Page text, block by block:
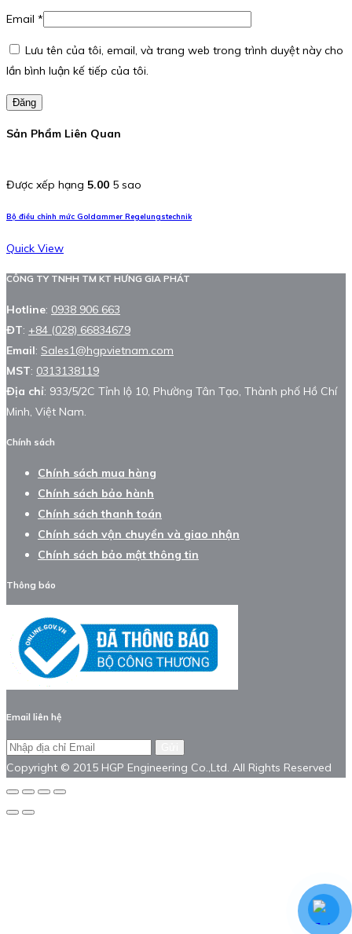
Email *
Lưu tên của tôi, email, và trang web trong trình duyệt này cho
lần bình luận kế tiếp của tôi.
Đăng
Sản Phẩm Liên Quan
Được xếp hạng 5.00 5 sao
Bộ điều chỉnh mức Goldammer Regelungstechnik
Quick View
CÔNG TY TNHH TM KT HƯNG GIA PHÁT
Hotline: 0938 906 663
ĐT: +84 (028) 66834679
Email: Sales1@hgpvietnam.com
MST: 0313138119
Địa chỉ: 933/5/2C Tỉnh lộ 10, Phường Tân Tạo, Thành phố Hồ Chí
Minh, Việt Nam.
Chính sách
Chính sách mua hàng
Chính sách bảo hành
Chính sách thanh toán
Chính sách vận chuyển và giao nhận
Chính sách bảo mật thông tin
Thông báo
Email liên hệ
Copyright © 2015 HGP Engineering Co.,Ltd. All Rights Reserved